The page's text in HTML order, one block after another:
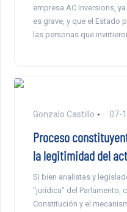
empresa AC Inversions,
es grave, y que el Estado
las personas que
Gonzalo Castillo 07-
Proceso
la legitimidad del
Si bien analistas y
“jurídica” del Parlamento,
Constitución y el